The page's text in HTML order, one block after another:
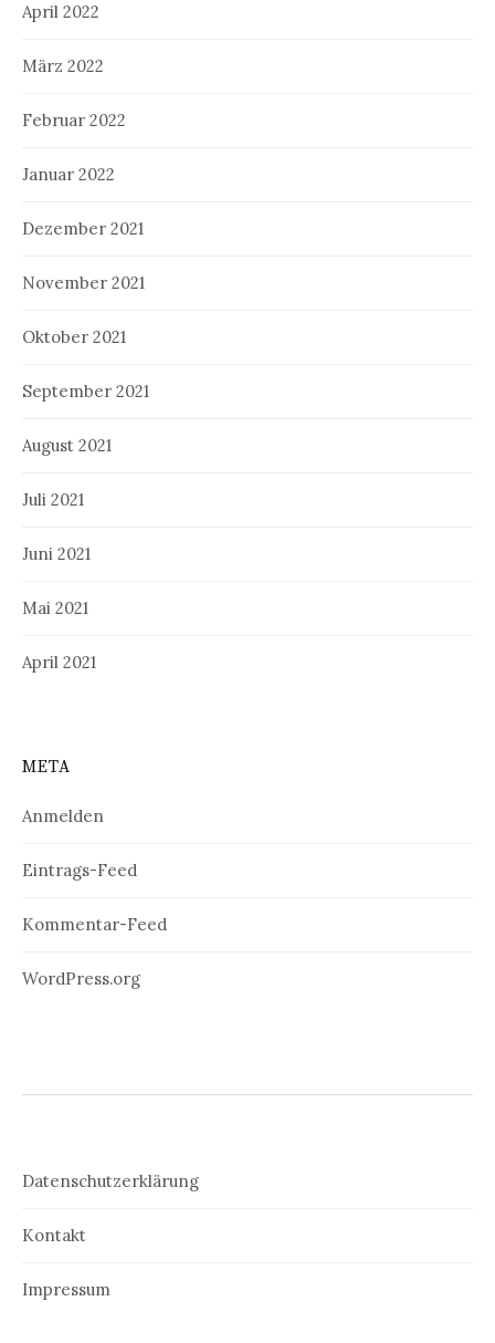
April 2022
März 2022
Februar 2022
Januar 2022
Dezember 2021
November 2021
Oktober 2021
September 2021
August 2021
Juli 2021
Juni 2021
Mai 2021
April 2021
META
Anmelden
Eintrags-Feed
Kommentar-Feed
WordPress.org
Datenschutzerklärung
Kontakt
Impressum